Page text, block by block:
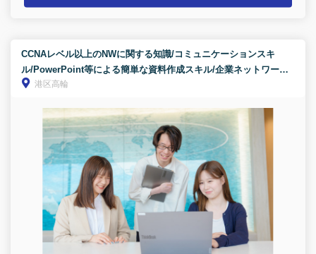
CCNAレベル以上のNWに関する知識/コミュニケーションスキ
ル/PowerPoint等による簡単な資料作成スキル/企業ネットワーク
の提案経験
港区高輪